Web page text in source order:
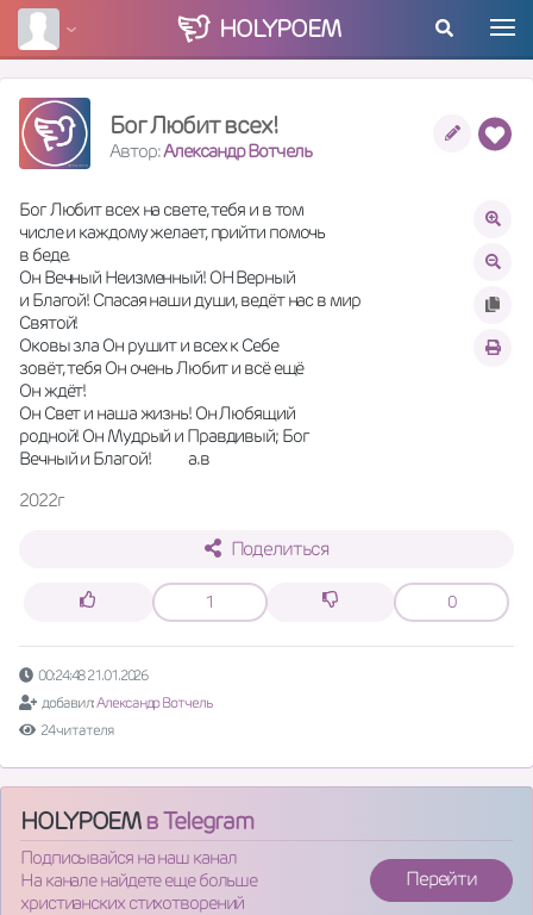
HOLYPOEM
Бог Любит всех!
Автор:Александр Вотчель
Бог Любит всех на свете, тебя и в том
числе и каждому желает, прийти помочь
в беде.
Он Вечный Неизменный! ОН Верный
и Благой! Спасая наши души, ведёт нас в мир
Святой!
Оковы зла Он рушит и всех к Себе
зовёт, тебя Он очень Любит и всё ещё
Он ждёт!
Он Свет и наша жизнь! Он Любящий
родной! Он Мудрый и Правдивый; Бог
Вечный и Благой!           а.в
2022г
Поделиться
1 0
00:24:48 21.01.2026
добавил:Александр Вотчель
24 читателя
HOLYPOEMв Telegram
Подписывайся на наш канал
На канале найдете еще больше
христианских стихотворений
Перейти